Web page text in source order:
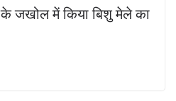
के जखोल में किया बिशु मेले का